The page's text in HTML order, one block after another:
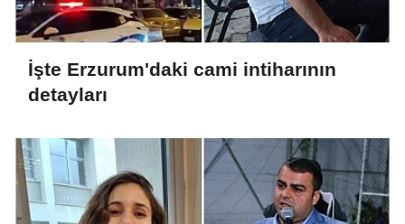
İşte Erzurum'daki cami intiharının
detayları